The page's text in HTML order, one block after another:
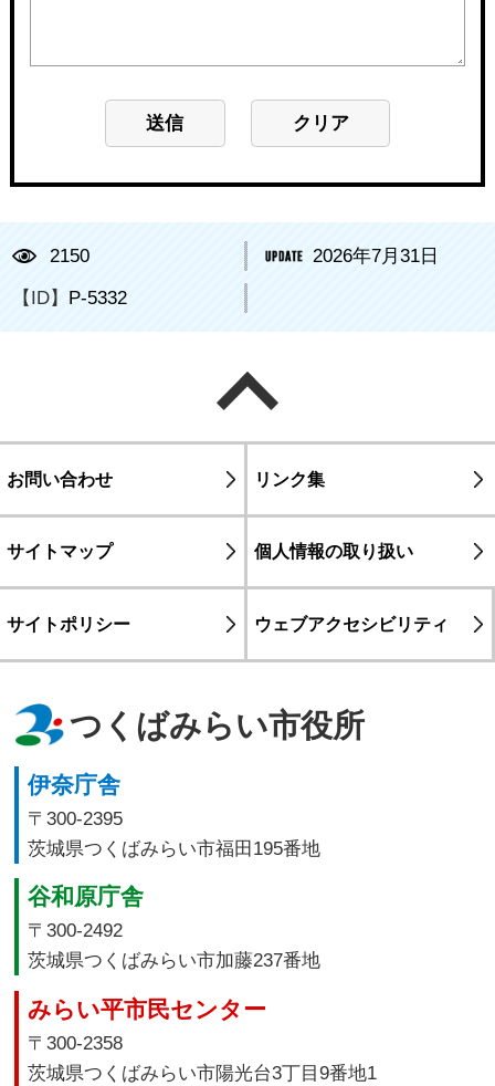
2150 2026年7月31日
【ID】 P-5332
お問い合わせ リンク集
サイトマップ 個人情報の取り扱い
サイトポリシー ウェブアクセシビリティ
つくばみらい市役所
伊奈庁舎
〒300-2395
茨城県つくばみらい市福田195番地
谷和原庁舎
〒300-2492
茨城県つくばみらい市加藤237番地
みらい平市民センター
〒300-2358
茨城県つくばみらい市陽光台3丁目9番地1